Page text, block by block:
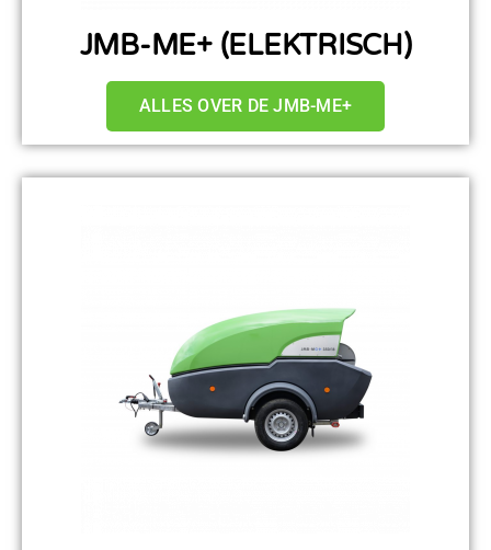
JMB-ME+ (ELEKTRISCH)
ALLES OVER DE JMB-ME+